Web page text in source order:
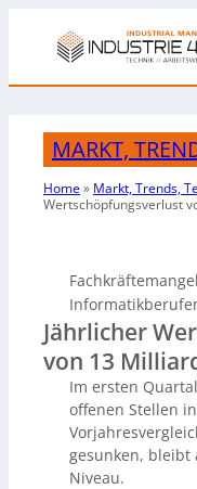
MARKT,
Home» Markt, Trends,
Wertschöpfungsverlust
Jährlicher
von 13
Im ersten
offenen Stellen
gesunken,
Niveau.